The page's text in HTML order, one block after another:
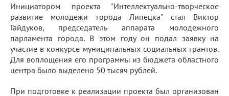
Инициатором проекта "Интеллектуально-творческое
развитие молодежи города Липецка" стал Виктор
Гайдуков, председатель аппарата молодежного
парламента города. В этом году он подал заявку на
участие в конкурсе муниципальных социальных грантов.
Для воплощения его программы из бюджета областного
центра было выделено 50 тысяч рублей.
При подготовке к реализации проекта был организован